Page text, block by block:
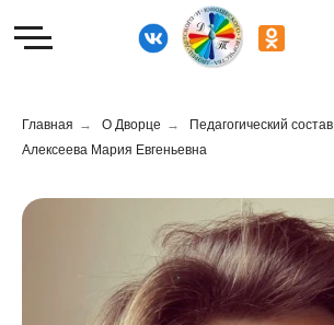
Главная → О Дворце → Педагогический состав
Алексеева Мария Евгеньевна